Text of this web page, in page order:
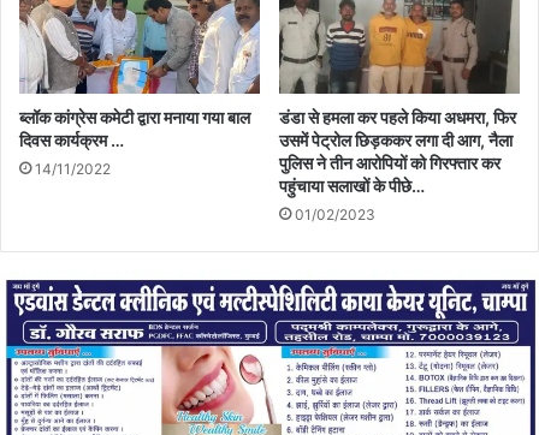
ब्लॉक कांग्रेस कमेटी द्वारा मनाया गया बाल
दिवस कार्यक्रम …
14/11/2022
डंडा से हमला कर पहले किया अधमरा, फिर
उसमें पेट्रोल छिड़ककर लगा दी आग, नैला
पुलिस ने तीन आरोपियों को गिरफ्तार कर
पहुंचाया सलाखों के पीछे…
01/02/2023